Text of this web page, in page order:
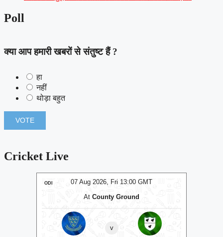
Poll
क्या आप हमारी खबरों से संतुष्ट हैं ?
हा
नहीं
थोड़ा बहुत
Cricket Live
07 Aug 2026, Fri 13:00 GMT
ODI
The Cooper Associates County Ground
v